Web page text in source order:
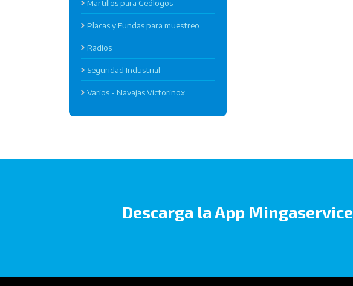
Martillos para Geólogos
Placas y Fundas para muestreo
Radios
Seguridad Industrial
Varios - Navajas Victorinox
Descarga la App Mingaservice